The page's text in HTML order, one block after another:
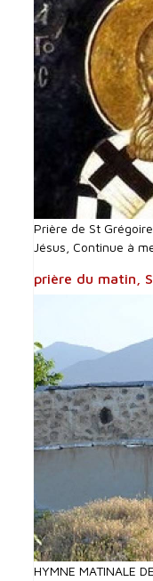
Prière de St
Jésus, Continue à
prière du matin,
HYMNE MATINALE